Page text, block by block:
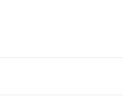
iniziare
nei